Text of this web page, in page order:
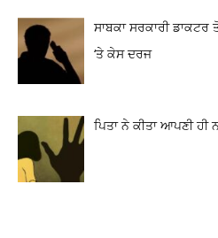
ਸਾਬਕਾ ਸਰਕਾਰੀ ਡਾਕਟਰ
‘ਤੇ ਕੇਸ ਦਰਜ
ਪਿਤਾ ਨੇ ਕੀਤਾ ਆਪਣੀ ਹੀ